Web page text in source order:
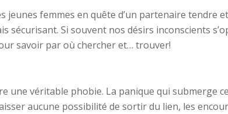
jeunes femmes en quête d’un partenaire tendre
sécurisant. Si souvent nos désirs inconscients
savoir par où chercher et… trouver!
une véritable phobie. La panique qui submerge
aucune possibilité de sortir du lien, les